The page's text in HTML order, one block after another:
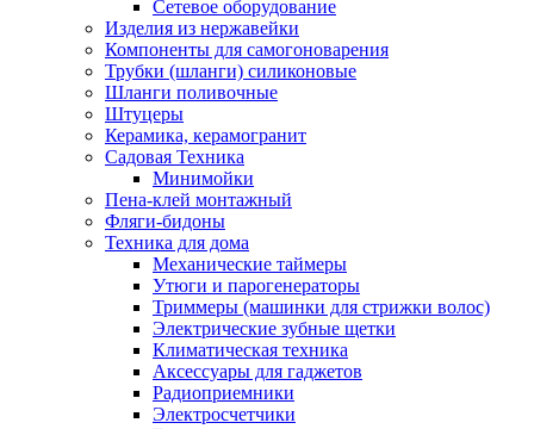
Сетевое оборудование
Изделия из нержавейки
Компоненты для самогоноварения
Трубки (шланги) силиконовые
Шланги поливочные
Штуцеры
Керамика, керамогранит
Садовая Техника
Минимойки
Пена-клей монтажный
Фляги-бидоны
Техника для дома
Механические таймеры
Утюги и парогенераторы
Триммеры (машинки для стрижки волос)
Электрические зубные щетки
Климатическая техника
Аксессуары для гаджетов
Радиоприемники
Электросчетчики